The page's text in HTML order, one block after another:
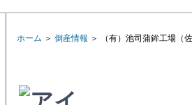
ホーム ＞ 倒産情報 ＞ （有）池司蒲鉾工場（